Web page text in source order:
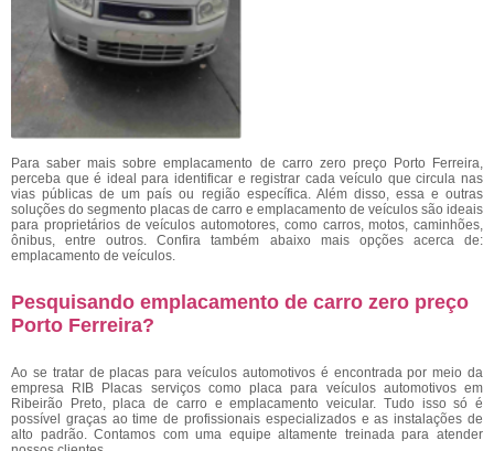
Para saber mais sobre emplacamento de carro zero preço Porto Ferreira,
perceba que é ideal para identificar e registrar cada veículo que circula nas
vias públicas de um país ou região específica. Além disso, essa e outras
soluções do segmento placas de carro e emplacamento de veículos são ideais
para proprietários de veículos automotores, como carros, motos, caminhões,
ônibus, entre outros. Confira também abaixo mais opções acerca de:
emplacamento de veículos.
Pesquisando emplacamento de carro zero preço
Porto Ferreira?
Ao se tratar de placas para veículos automotivos é encontrada por meio da
empresa RIB Placas serviços como placa para veículos automotivos em
Ribeirão Preto, placa de carro e emplacamento veicular. Tudo isso só é
possível graças ao time de profissionais especializados e as instalações de
alto padrão. Contamos com uma equipe altamente treinada para atender